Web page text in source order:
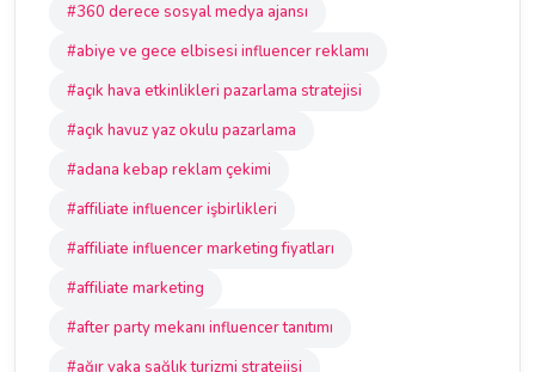
#360 derece sosyal medya ajansı
#abiye ve gece elbisesi influencer reklamı
#açık hava etkinlikleri pazarlama stratejisi
#açık havuz yaz okulu pazarlama
#adana kebap reklam çekimi
#affiliate influencer işbirlikleri
#affiliate influencer marketing fiyatları
#affiliate marketing
#after party mekanı influencer tanıtımı
#ağır vaka sağlık turizmi stratejisi